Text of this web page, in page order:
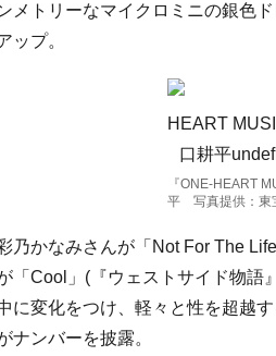
メトリーなマイクロミニの銀色
ップ。
『ONE-HEART
平 写真提供：東
乃かなみさんが「Not For The
「Cool」(『ウェストサイド物語
に変化をつけ、軽々と性を超越
ナンバーを披露。